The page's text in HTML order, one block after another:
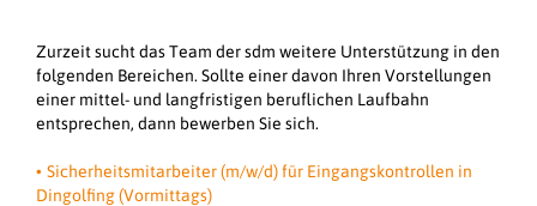
Zurzeit sucht das Team der sdm weitere Unterstützung in den
folgenden Bereichen. Sollte einer davon Ihren Vorstellungen
einer mittel- und langfristigen beruflichen Laufbahn
entsprechen, dann bewerben Sie sich.
Sicherheitsmitarbeiter (m/w/d) für Eingangskontrollen in
Dingolfing (Vormittags)